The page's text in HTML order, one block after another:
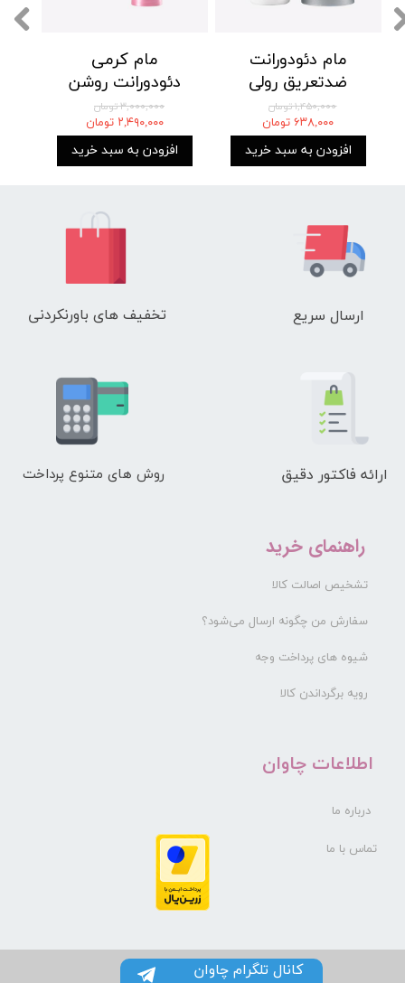
مام کرمی
دئودورانت روشن
کننده و ضد تعریق
اکتیول اوریفلیم
ACTIVELLE Even
Tone anti-perspirant
Oriflame
۳,۰۰۰,۰۰۰ تومان
۲,۴۹۰,۰۰۰ تومان
افزودن به سبد خرید
مام دئودورانت
ضدتعریق رولی
اکتیول اوریفلیم
Oriflame
ACTIVELLE
Invisible Fresh anti-
۱,۴۵۰,۰۰۰ تومان
۶۳۸,۰۰۰ تومان
افزودن به سبد خرید
ارسال سریع تخفیف های باورنکردنی
ارائه فاکتور دقیق روش های متنوع پرداخت
راهنمای خرید
تشخیص اصالت کالا
سفارش من چگونه ارسال می‌شود؟
شیوه های پرداخت وجه
رویه برگرداندن کالا
​اطلاعات چاوان
درباره ما
تماس با ما
کانال تلگرام چاوان